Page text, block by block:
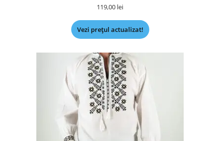
119,00 lei
Vezi prețul actualizat!